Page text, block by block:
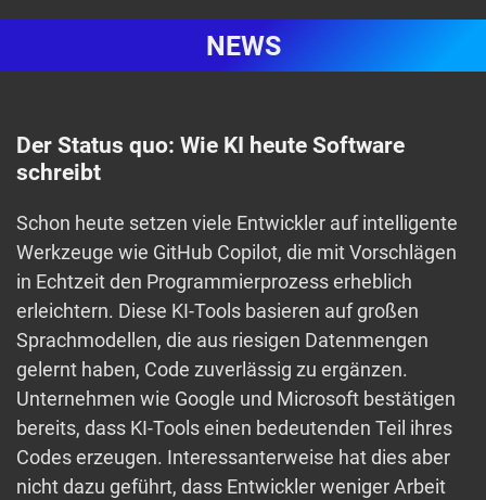
NEWS
Der Status quo: Wie KI heute Software
schreibt
Schon heute setzen viele Entwickler auf intelligente
Werkzeuge wie GitHub Copilot, die mit Vorschlägen
in Echtzeit den Programmierprozess erheblich
erleichtern. Diese KI-Tools basieren auf großen
Sprachmodellen, die aus riesigen Datenmengen
gelernt haben, Code zuverlässig zu ergänzen.
Unternehmen wie Google und Microsoft bestätigen
bereits, dass KI-Tools einen bedeutenden Teil ihres
Codes erzeugen. Interessanterweise hat dies aber
nicht dazu geführt, dass Entwickler weniger Arbeit